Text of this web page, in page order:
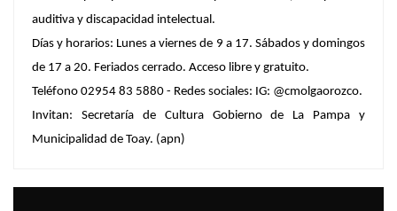
auditiva y discapacidad intelectual.
Días y horarios: Lunes a viernes de 9 a 17. Sábados y domingos
de 17 a 20. Feriados cerrado. Acceso libre y gratuito.
Teléfono 02954 83 5880 - Redes sociales: IG: @cmolgaorozco.
Invitan: Secretaría de Cultura Gobierno de La Pampa y
Municipalidad de Toay. (apn)